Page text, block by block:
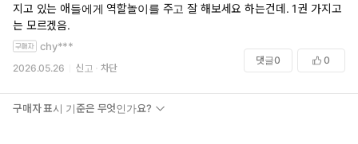
지고 있는 애들에게 역할놀이를 주고 잘 해보세요 하는건데. 1권 가지고
는 모르겠음.
chy***
2026.05.26 신고 차단
댓글0 0
구매자 표시 기준은 무엇인가요?